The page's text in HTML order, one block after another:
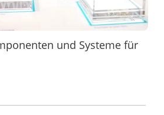
und Systeme für